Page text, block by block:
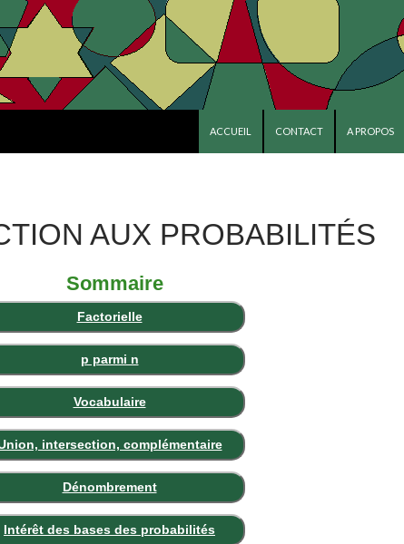
ACCUEIL
CONTACT A PROPOS
AUX PROBABILITÉS
Sommaire
Factorielle
p parmi n
Vocabulaire
intersection, complémentaire
Dénombrement
Intérêt des bases des probabilités